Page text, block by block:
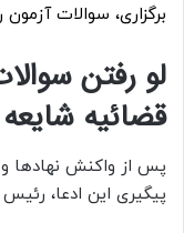
برگزاری، سوالات
لو رفتن
قضائیه
پس از واکنش نهادها
پیگیری این ادعا،